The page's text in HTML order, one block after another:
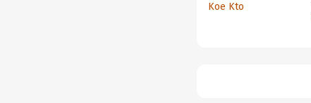
Koe Kto